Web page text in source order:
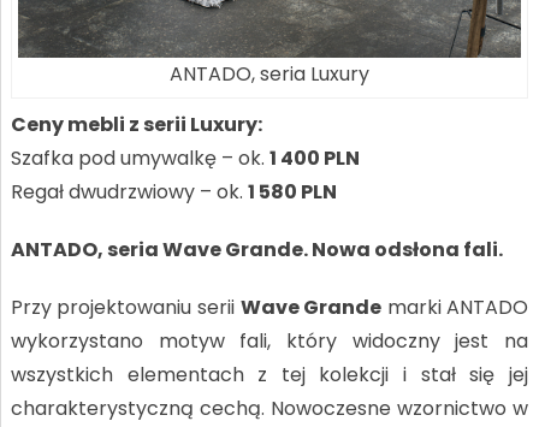
ANTADO, seria Luxury
Ceny mebli z serii Luxury:
Szafka pod umywalkę – ok. 1 400 PLN
Regał dwudrzwiowy – ok. 1 580 PLN
ANTADO, seria Wave Grande. Nowa odsłona fali.
Przy projektowaniu serii Wave Grande marki ANTADO
wykorzystano motyw fali, który widoczny jest na
wszystkich elementach z tej kolekcji i stał się jej
charakterystyczną cechą. Nowoczesne wzornictwo w